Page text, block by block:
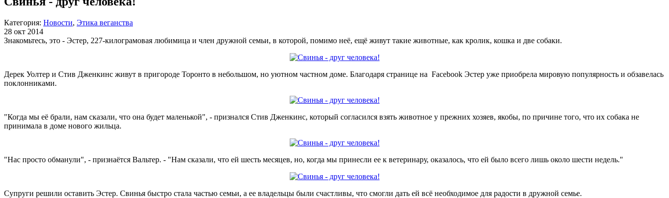
Категория: Новости, Этика веганства
28 окт 2014
Знакомьтесь, это - Эстер, 227-килограмовая любимица и член дружной семьи, в которой, помимо неё, ещё живут такие животные, как кролик, кошка и две собаки.
Дерек Уолтер и Стив Дженкинс живут в пригороде Торонто в небольшом, но уютном частном доме. Благодаря странице на Facebook Эстер уже приобрела мировую популярность и обзавелась
поклонниками.
"Когда мы её брали, нам сказали, что она будет маленькой", - признался Стив Дженкинс, который согласился взять животное у прежних хозяев, якобы, по причине того, что их собака не
принимала в доме нового жильца.
"Нас просто обманули", - признаётся Вальтер. - "Нам сказали, что ей шесть месяцев, но, когда мы принесли ее к ветеринару, оказалось, что ей было всего лишь около шести недель."
Супруги решили оставить Эстер. Свинья быстро стала частью семьи, а ее владельцы были счастливы, что смогли дать ей всё необходимое для радости в дружной семье.